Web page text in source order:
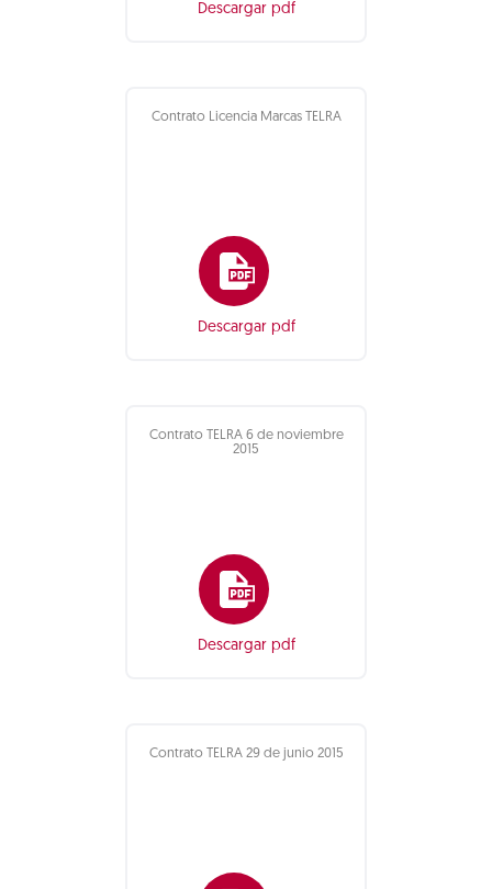
Descargar pdf
Contrato Licencia Marcas TELRA
Descargar pdf
Contrato TELRA 6 de noviembre
2015
Descargar pdf
Contrato TELRA 29 de junio 2015